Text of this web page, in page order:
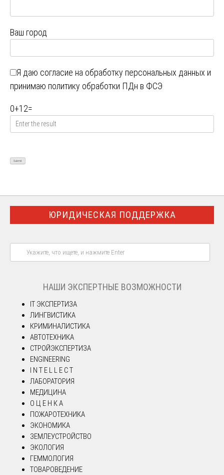
Ваш город
Я даю согласие на обработку персональных данных и
принимаю политику обработки ПДн в ФСЭ
0+12=
ЮРИДИЧЕСКАЯ ПОДДЕРЖКА
НАШИ ЭКСПЕРТНЫЕ ВОЗМОЖНОСТИ
IT ЭКСПЕРТИЗА
ЛИНГВИСТИКА
КРИМИНАЛИСТИКА
АВТОТЕХНИКА
СТРОЙЭКСПЕРТИЗА
ENGINEERING
I N T E L L E C T
ЛАБОРАТОРИЯ
МЕДИЦИНА
О Ц Е Н К А
ПОЖАРОТЕХНИКА
ЭКОНОМИКА
ЗЕМЛЕУСТРОЙСТВО
ЭКОЛОГИЯ
ГЕММОЛОГИЯ
ТОВАРОВЕДЕНИЕ